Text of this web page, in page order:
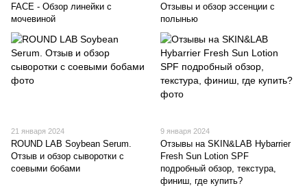
FACE - Обзор линейки с
мочевиной
Отзывы и обзор эссенции с
полынью
21 января 2024
ROUND LAB Soybean Serum.
Отзыв и обзор сыворотки с
соевыми бобами
9 января 2024
Отзывы на SKIN&LAB Hybarrier
Fresh Sun Lotion SPF
подробный обзор, текстура,
финиш, где купить?